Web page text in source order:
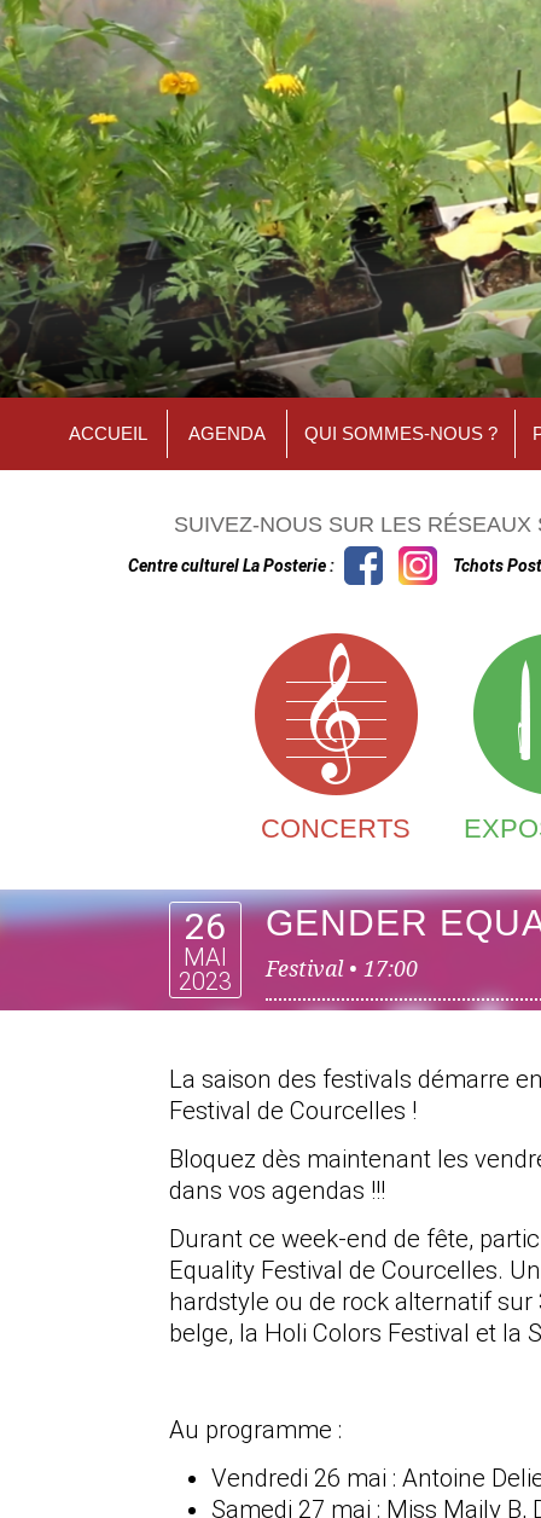
ACCUEIL AGENDA QUI SOMMES-NOUS ?
SUIVEZ-NOUS SUR LES RÉSEAUX
Centre culturel La Posterie : Tchots
CONCERTS
26
MAI
2023
GENDER
Festival • 17:00
La saison des festivals démarre
Festival de Courcelles !
Bloquez dès maintenant les
dans vos agendas !!!
Durant ce week-end de fête,
Equality Festival de Courcelles.
hardstyle ou de rock alternatif sur
belge, la Holi Colors Festival et la
Au programme :
Vendredi 26 mai : Antoine
Samedi 27 mai : Miss Maily